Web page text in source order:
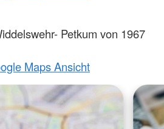
Petkum von 1967
Maps Ansicht